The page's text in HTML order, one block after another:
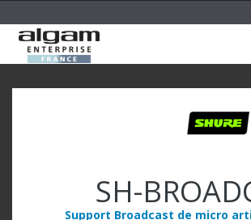
SH-
Support Broadcast de micro